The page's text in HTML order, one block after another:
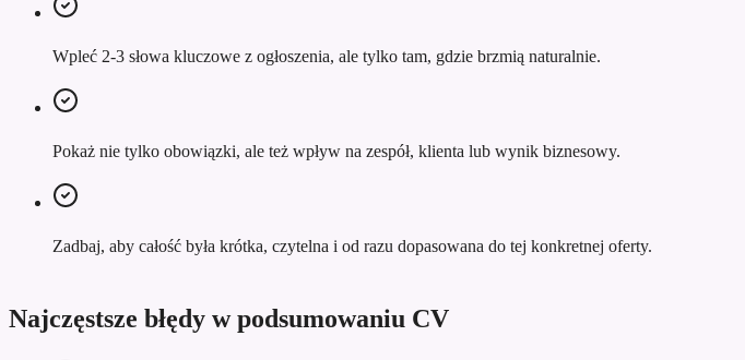
Wpleć 2-3 słowa kluczowe z ogłoszenia, ale tylko tam, gdzie brzmią naturalnie.
Pokaż nie tylko obowiązki, ale też wpływ na zespół, klienta lub wynik biznesowy.
Zadbaj, aby całość była krótka, czytelna i od razu dopasowana do tej konkretnej oferty.
Najczęstsze błędy w podsumowaniu CV